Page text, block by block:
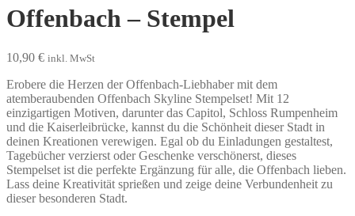
Offenbach – Stempel
10,90 € inkl. MwSt
Erobere die Herzen der Offenbach-Liebhaber mit dem
atemberaubenden Offenbach Skyline Stempelset! Mit 12
einzigartigen Motiven, darunter das Capitol, Schloss Rumpenheim
und die Kaiserleibrücke, kannst du die Schönheit dieser Stadt in
deinen Kreationen verewigen. Egal ob du Einladungen gestaltest,
Tagebücher verzierst oder Geschenke verschönerst, dieses
Stempelset ist die perfekte Ergänzung für alle, die Offenbach lieben.
Lass deine Kreativität sprießen und zeige deine Verbundenheit zu
dieser besonderen Stadt.